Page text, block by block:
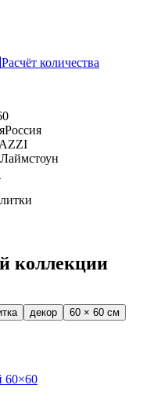
Расчёт количества
Россия
коллекции
декор 60 × 60 см
60×60